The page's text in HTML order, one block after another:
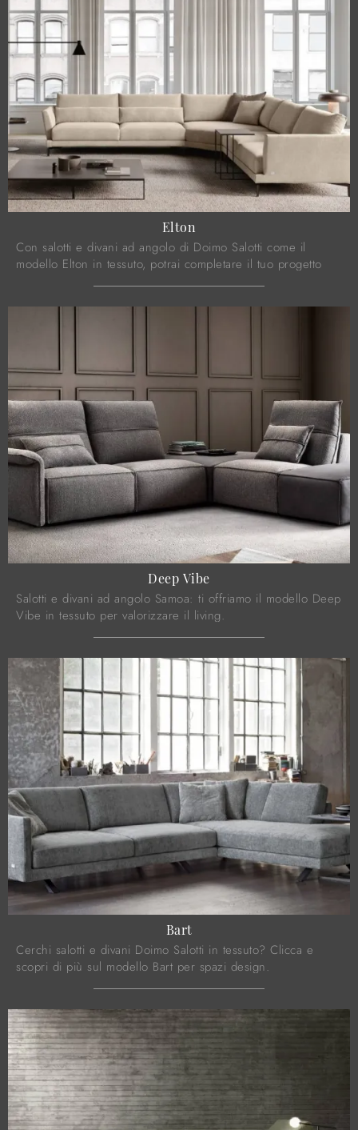
Elton
Con salotti e divani ad angolo di Doimo Salotti come il
modello Elton in tessuto, potrai completare il tuo progetto
Deep Vibe
Salotti e divani ad angolo Samoa: ti offriamo il modello Deep
Vibe in tessuto per valorizzare il living.
Bart
Cerchi salotti e divani Doimo Salotti in tessuto? Clicca e
scopri di più sul modello Bart per spazi design.